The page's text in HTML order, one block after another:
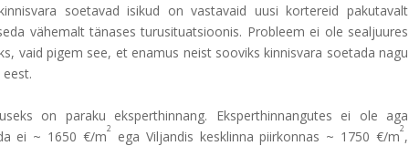
soetavad isikud on vastavaid uusi kortereid pakutavalt
vähemalt tänases turusituatsioonis. Probleem ei ole sealjuures
vaid pigem see, et enamus neist sooviks kinnisvara soetada nagu
on paraku eksperthinnang. Eksperthinnangutes ei ole aga
ei ~ 1650 €/m2 ega Viljandis kesklinna piirkonnas ~ 1750 €/m2,